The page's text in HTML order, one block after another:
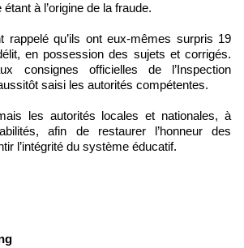
à l’origine de la fraude.
rappelé qu’ils ont eux-mêmes surpris 19
en possession des sujets et corrigés.
consignes officielles de l’Inspection
saisi les autorités compétentes.
les autorités locales et nationales, à
afin de restaurer l’honneur des
l’intégrité du système éducatif.